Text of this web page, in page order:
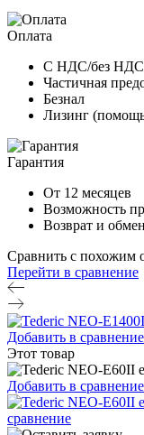
Оплата
С НДС/без НДС
Частичная
Безнал
Лизинг
Гарантия
От 12 месяцев
Возможность
Возврат и обмен
Сравнить с похожим
Перейти в сравнение
Добавить в сравнение
Этот товар
Добавить в сравнение
сравнение